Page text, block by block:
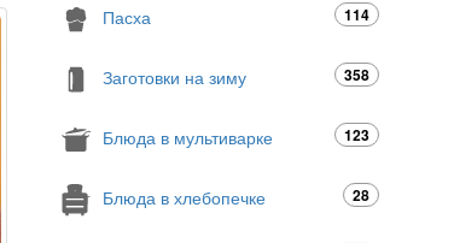
Пасха 114
Заготовки на зиму 358
Блюда в мультиварке 123
Блюда в хлебопечке 28